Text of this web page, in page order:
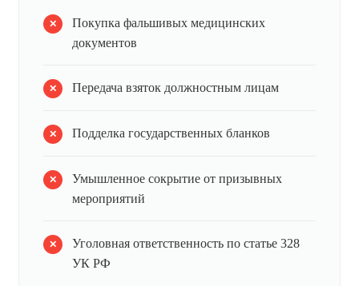
Покупка фальшивых медицинских
документов
Передача взяток должностным лицам
Подделка государственных бланков
Умышленное сокрытие от призывных
мероприятий
Уголовная ответственность по статье 328
УК РФ